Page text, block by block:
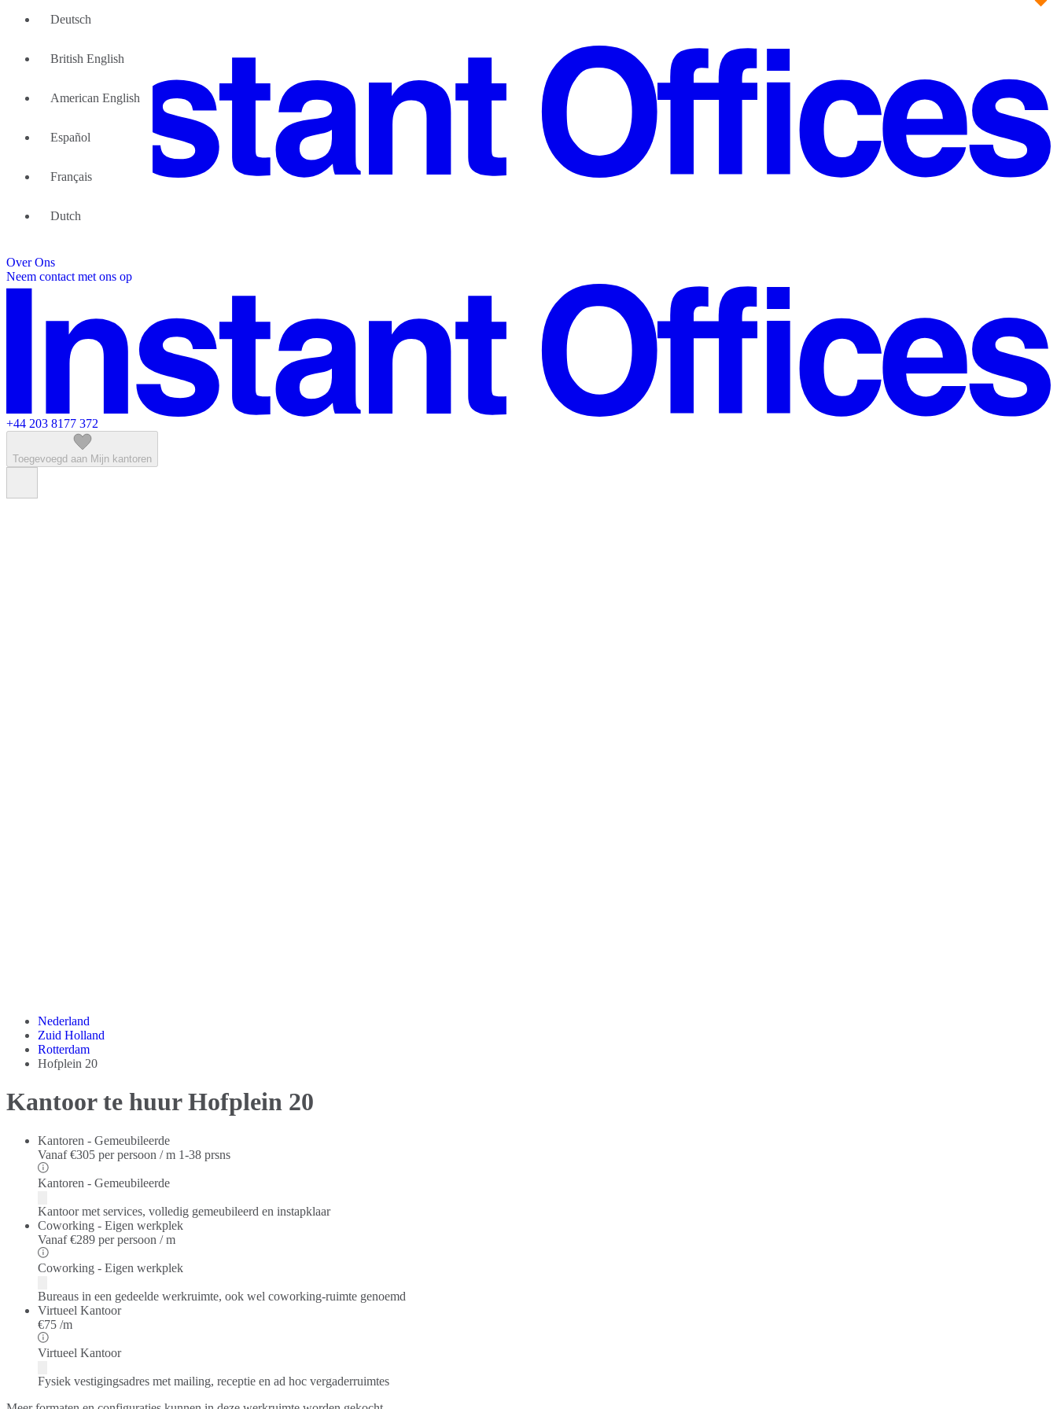
Wij kunnen u helpen
Over Ons
Neem contact met ons op
+44 203 8177 372
Toegevoegd aan Mijn kantoren
Nederland
Zuid Holland
Rotterdam
Hofplein 20
Kantoor te huur Hofplein 20
Kantoren - Gemeubileerde
Vanaf €305 per persoon / m 1-38 prsns
Kantoren - Gemeubileerde
Kantoor met services, volledig gemeubileerd en instapklaar
Coworking - Eigen werkplek
Vanaf €289 per persoon / m
Coworking - Eigen werkplek
Bureaus in een gedeelde werkruimte, ook wel coworking-ruimte genoemd
Virtueel Kantoor
€75 /m
Virtueel Kantoor
Fysiek vestigingsadres met mailing, receptie en ad hoc vergaderruimtes
Deutsch
British English
American English
Español
Français
Dutch